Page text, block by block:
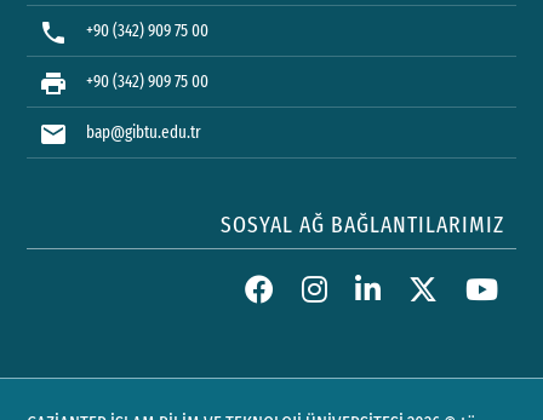
phone +90 (342) 909 75 00
print +90 (342) 909 75 00
mail bap@gibtu.edu.tr
SOSYAL AĞ BAĞLANTILARIMIZ